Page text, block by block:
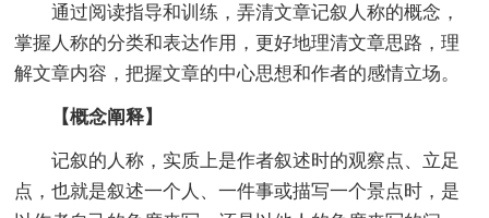
通过阅读指导和训练，弄清文章记叙人称的概念，
掌握人称的分类和表达作用，更好地理清文章思路，理
解文章内容，把握文章的中心思想和作者的感情立场。
【概念阐释】
记叙的人称，实质上是作者叙述时的观察点、立足
点，也就是叙述一个人、一件事或描写一个景点时，是